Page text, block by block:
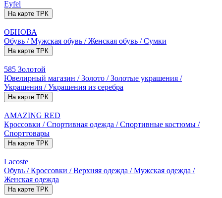
Eyfel
На карте ТРК
ОБНОВА
Обувь / Мужская обувь / Женская обувь / Сумки
На карте ТРК
585 Золотой
Ювелирный магазин / Золото / Золотые украшения /
Украшения / Украшения из серебра
На карте ТРК
AMAZING RED
Кроссовки / Спортивная одежда / Спортивные костюмы /
Спорттовары
На карте ТРК
Lacoste
Обувь / Кроссовки / Верхняя одежда / Мужская одежда /
Женская одежда
На карте ТРК